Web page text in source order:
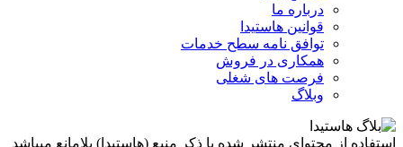
درباره ما
قوانین هاستیدا
توافق نامه سطح خدمات
همکاری در فروش
فرصت های شغلی
وبلاگ
استفاده از محتوای منتشر شده با ذکر منبع (هاستیدا) بلامانع میباشد